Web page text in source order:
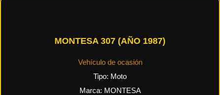
MONTESA 307 (AÑO 1987)
Vehículo de ocasión
Tipo: Moto
Marca: MONTESA